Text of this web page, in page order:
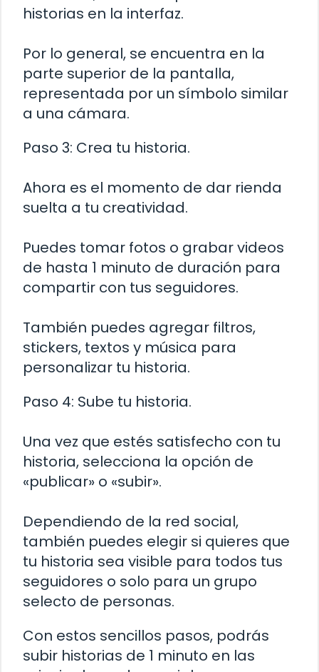
historias en la interfaz.
Por lo general, se encuentra en la
parte superior de la pantalla,
representada por un símbolo similar
a una cámara.
Paso 3: Crea tu historia.
Ahora es el momento de dar rienda
suelta a tu creatividad.
Puedes tomar fotos o grabar videos
de hasta 1 minuto de duración para
compartir con tus seguidores.
También puedes agregar filtros,
stickers, textos y música para
personalizar tu historia.
Paso 4: Sube tu historia.
Una vez que estés satisfecho con tu
historia, selecciona la opción de
«publicar» o «subir».
Dependiendo de la red social,
también puedes elegir si quieres que
tu historia sea visible para todos tus
seguidores o solo para un grupo
selecto de personas.
Con estos sencillos pasos, podrás
subir historias de 1 minuto en las